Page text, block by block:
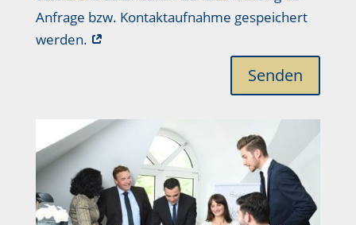
Anfrage bzw. Kontaktaufnahme gespeichert
werden.
Senden